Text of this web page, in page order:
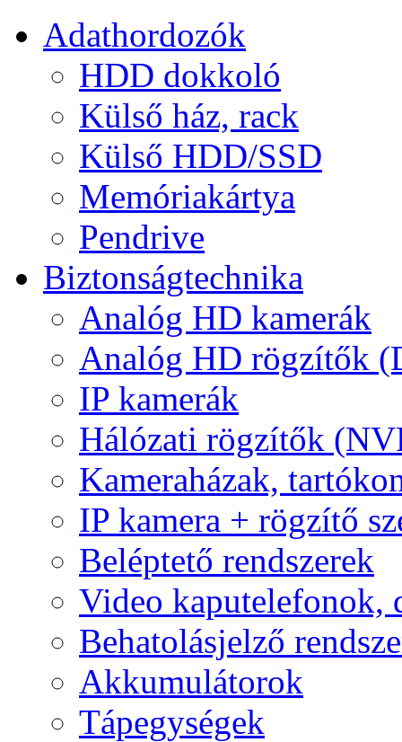
Adathordozók
HDD dokkoló
Külső ház, rack
Külső HDD/SSD
Memóriakártya
Pendrive
Biztonságtechnika
Analóg HD kamerák
Analóg HD rögzítők
IP kamerák
Hálózati rögzítők
Kameraházak,
IP kamera + rögzítő
Beléptető rendszerek
Video kaputelefonok,
Behatolásjelző
Akkumulátorok
Tápegységek